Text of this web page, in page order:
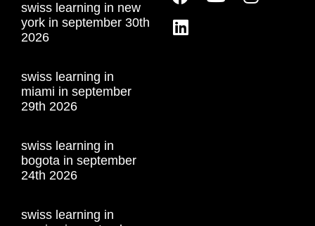
swiss learning in new
york in september 30th
2026
swiss learning in
miami in september
29th 2026
swiss learning in
bogota in september
24th 2026
swiss learning in